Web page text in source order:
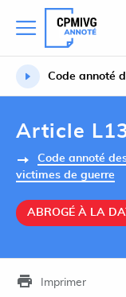
Code annoté
Article
Code annoté
victimes de guerre
ABROGÉ À LA
Imprimer